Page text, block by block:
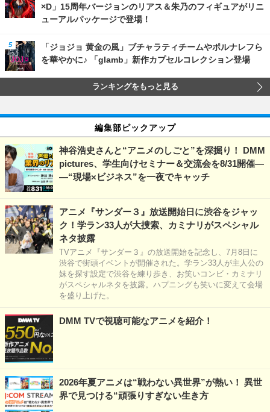
×D」15周年バージョンのリアス＆朱乃のフィギュアがリニ
ューアルパッケージで登場！
「ジョジョ 黄金の風」ブチャラティチームやポルナレフら
を華やかに♪ 「glamb」新作カプセルコレクション登場
ランキングをもっと見る
編集部ピックアップ
神谷浩史さんと“アニメのしごと”を深掘り！ DMM
pictures、学生向けセミナー＆交流会を8/31開催―
―“現場×ビジネス”を一夜でキャッチ
アニメ『サンダー３』放送開始日に渋谷をジャッ
ク！学ラン33人が大捜索、カミナリがスペシャル
ネタ披露
TVアニメ『サンダー３』の放送開始を記念し、7月8日に
渋谷で街頭イベントが開催された。学ラン33人が主人公の
妹を探す設定で渋谷を練り歩き、お笑いコンビ・カミナリ
がスペシャルネタを披露。ハプニングも笑いに変えて会場
を盛り上げた。
DMM TVで視聴可能なアニメを紹介！
2026年夏アニメは“戦わない異世界”が熱い！ 異世
界で見つける“頑張りすぎない生き方